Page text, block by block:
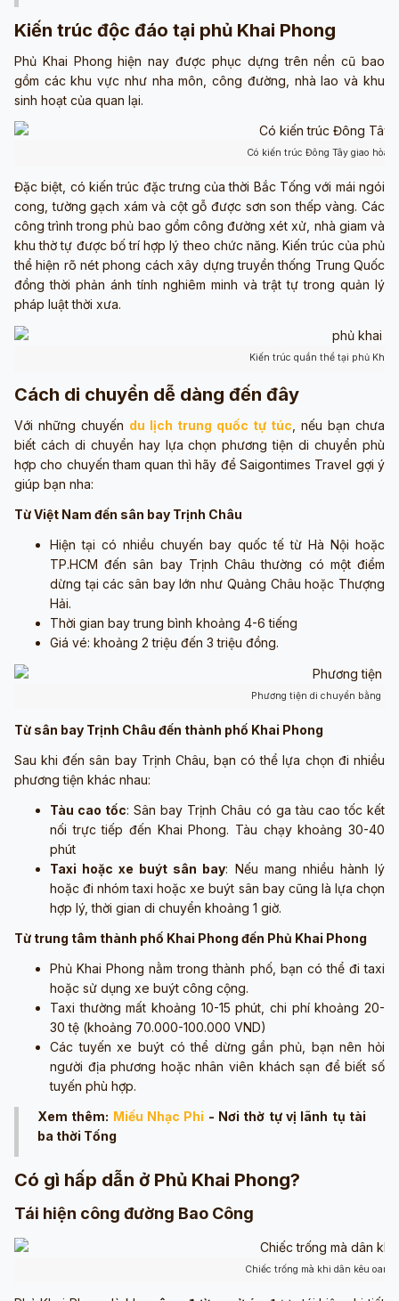
Kiến trúc độc đáo tại phủ Khai Phong
Phủ Khai Phong hiện nay được phục dựng trên nền cũ bao
gồm các khu vực như nha môn, công đường, nhà lao và khu
sinh hoạt của quan lại.
Có kiến trúc Đông Tây giao hòa
Đặc biệt, có kiến trúc đặc trưng của thời Bắc Tống với mái ngói
cong, tường gạch xám và cột gỗ được sơn son thếp vàng. Các
công trình trong phủ bao gồm công đường xét xử, nhà giam và
khu thờ tự được bố trí hợp lý theo chức năng. Kiến trúc của phủ
thể hiện rõ nét phong cách xây dựng truyền thống Trung Quốc
đồng thời phản ánh tính nghiêm minh và trật tự trong quản lý
pháp luật thời xưa.
Kiến trúc quần thể tại phủ Khai
Cách di chuyển dễ dàng đến đây
Với những chuyến du lịch trung quốc tự túc , nếu bạn chưa
biết cách di chuyển hay lựa chọn phương tiện di chuyển phù
hợp cho chuyến tham quan thì hãy để Saigontimes Travel gợi ý
giúp bạn nha:
Từ Việt Nam đến sân bay Trịnh Châu
Hiện tại có nhiều chuyến bay quốc tế từ Hà Nội hoặc
TP.HCM đến sân bay Trịnh Châu thường có một điểm
dừng tại các sân bay lớn như Quảng Châu hoặc Thượng
Hải.
Thời gian bay trung bình khoảng 4-6 tiếng
Giá vé: khoảng 2 triệu đến 3 triệu đồng.
Phương tiện di chuyển bằng
Từ sân bay Trịnh Châu đến thành phố Khai Phong
Sau khi đến sân bay Trịnh Châu, bạn có thể lựa chọn đi nhiều
phương tiện khác nhau:
Tàu cao tốc: Sân bay Trịnh Châu có ga tàu cao tốc kết
nối trực tiếp đến Khai Phong. Tàu chạy khoảng 30-40
phút
Taxi hoặc xe buýt sân bay: Nếu mang nhiều hành lý
hoặc đi nhóm taxi hoặc xe buýt sân bay cũng là lựa chọn
hợp lý, thời gian di chuyển khoảng 1 giờ.
Từ trung tâm thành phố Khai Phong đến Phủ Khai Phong
Phủ Khai Phong nằm trong thành phố, bạn có thể đi taxi
hoặc sử dụng xe buýt công cộng.
Taxi thường mất khoảng 10-15 phút, chi phí khoảng 20-
30 tệ (khoảng 70.000-100.000 VND)
Các tuyến xe buýt có thể dừng gần phủ, bạn nên hỏi
người địa phương hoặc nhân viên khách sạn để biết số
tuyến phù hợp.
Xem thêm: Miếu Nhạc Phi - Nơi thờ tự vị lãnh tụ tài
ba thời Tống
Có gì hấp dẫn ở Phủ Khai Phong?
Tái hiện công đường Bao Công
Chiếc trống mà khi dân kêu oan